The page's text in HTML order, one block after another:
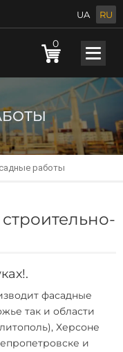
UA RU
0
работы
фасадные
так и области
Херсоне
и